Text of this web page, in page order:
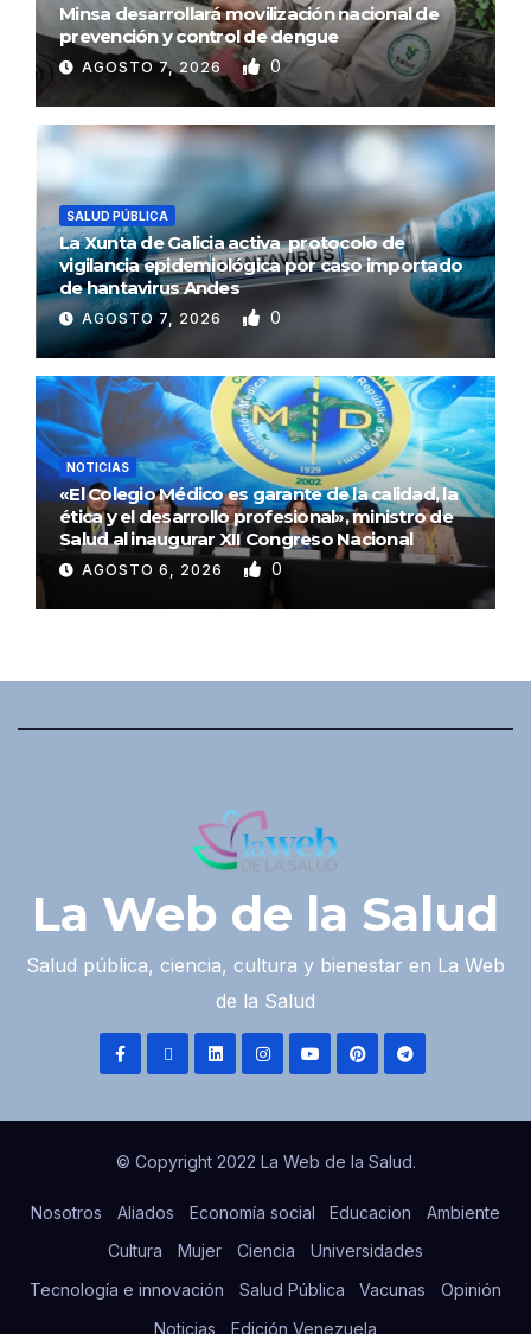
Minsa desarrollará movilización nacional de
prevención y control de dengue
AGOSTO 7, 2026 0
SALUD PÚBLICA
La Xunta de Galicia activa protocolo de
vigilancia epidemiológica por caso importado
de hantavirus Andes
AGOSTO 7, 2026 0
NOTICIAS
«El Colegio Médico es garante de la calidad, la
ética y el desarrollo profesional», ministro de
Salud al inaugurar XII Congreso Nacional
AGOSTO 6, 2026 0
La Web de la Salud
Salud pública, ciencia, cultura y bienestar en La Web
de la Salud
© Copyright 2022 La Web de la Salud.
Nosotros Aliados Economía social Educacion
Ambiente
Cultura
Mujer Ciencia
Universidades
Tecnología e innovación
Salud Pública Vacunas
Opinión
Noticias
Edición Venezuela